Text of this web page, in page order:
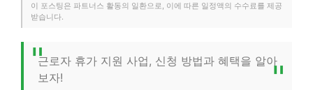
이 포스팅은 파트너스 활동의 일환으로, 이에 따른 일정액의 수수료를 제공
받습니다.
근로자 휴가 지원 사업, 신청 방법과 혜택을 알아
보자!